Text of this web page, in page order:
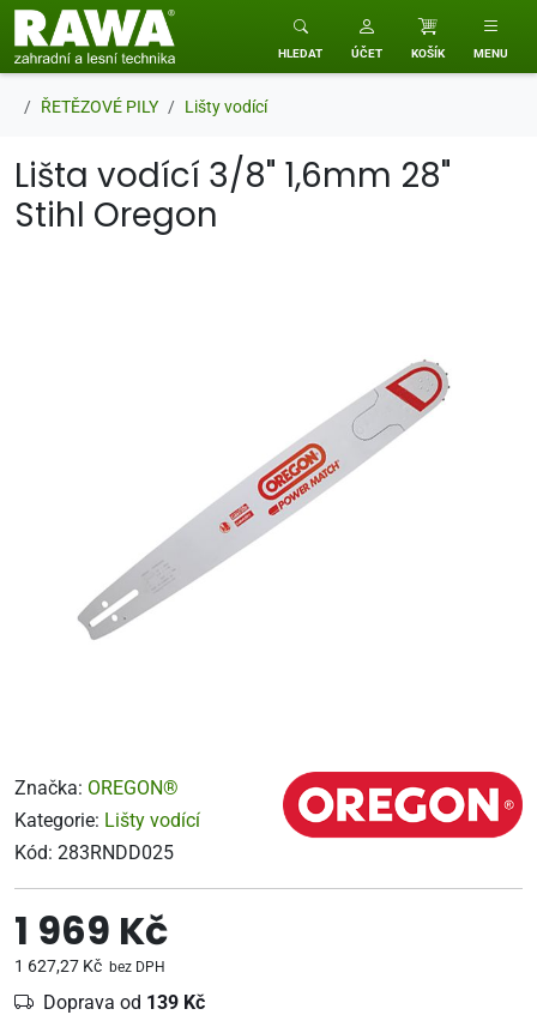
RAWA zahradní a lesní technika
HLEDAT ÚČET KOŠÍK MENU
ŘETĚZOVÉ PILY Lišty vodící
Lišta vodící 3/8" 1,6mm 28"
Stihl Oregon
Značka: OREGON®
Kategorie: Lišty vodící
Kód: 283RNDD025
1 969 Kč
1 627,27 Kč bez DPH
Doprava od 139 Kč